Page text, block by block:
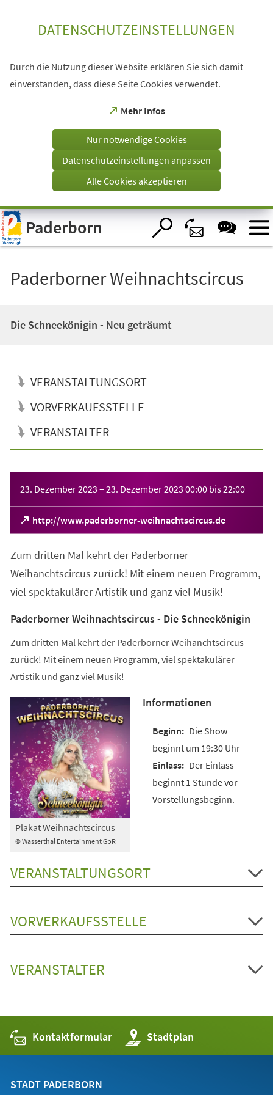
Visuelle
Assistenzsoftware
öffnen.
DATENSCHUTZEINSTELLUNGEN
Durch die Nutzung dieser Website erklären Sie sich damit
einverstanden, dass diese Seite Cookies verwendet.
Mehr Infos
(Öffnet
einem
Tab)
Nur notwendige Cookies
Datenschutzeinstellungen anpassen
Alle Cookies akzeptieren
Paderborn
Paderborner Weihnachtscircus
Die Schneekönigin - Neu geträumt
VERANSTALTUNGSORT
VORVERKAUFSSTELLE
VERANSTALTER
23. Dezember 2023 – 23. Dezember 2023 00:00 bis22:00
http://www.paderborner-weihnachtscircus.de
(Öffnet
in
neuen
Tab)
Zum dritten Mal kehrt der Paderborner
Weihanchtscircus zurück! Mit einem neuen Programm,
viel spektakulärer Artistik und ganz viel Musik!
Paderborner Weihnachtscircus - Die Schneekönigin
Zum dritten Mal kehrt der Paderborner Weihanchtscircus
zurück! Mit einem neuen Programm, viel spektakulärer
Artistik und ganz viel Musik!
© Wasserthal Entertainment GbR
Plakat Weihnachtscircus
Informationen
Die Show
beginnt um 19:30 Uhr
Der Einlass
beginnt 1 Stunde vor
Vorstellungsbeginn.
VERANSTALTUNGSORT
VORVERKAUFSSTELLE
VERANSTALTER
Kontaktformular Stadtplan
(Öffnet
in
einem
STADT PADERBORN